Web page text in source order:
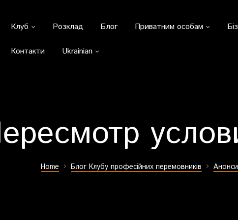
Клуб Розклад Блог Приватним особам
Контакти Ukrainian
Home Блог Клубу професійних перемовників Анонси